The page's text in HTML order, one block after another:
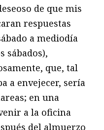
de que mis
respuestas
a mediodía
sábados),
que, tal
a envejecer, sería
en una
a la oficina
del almuerzo